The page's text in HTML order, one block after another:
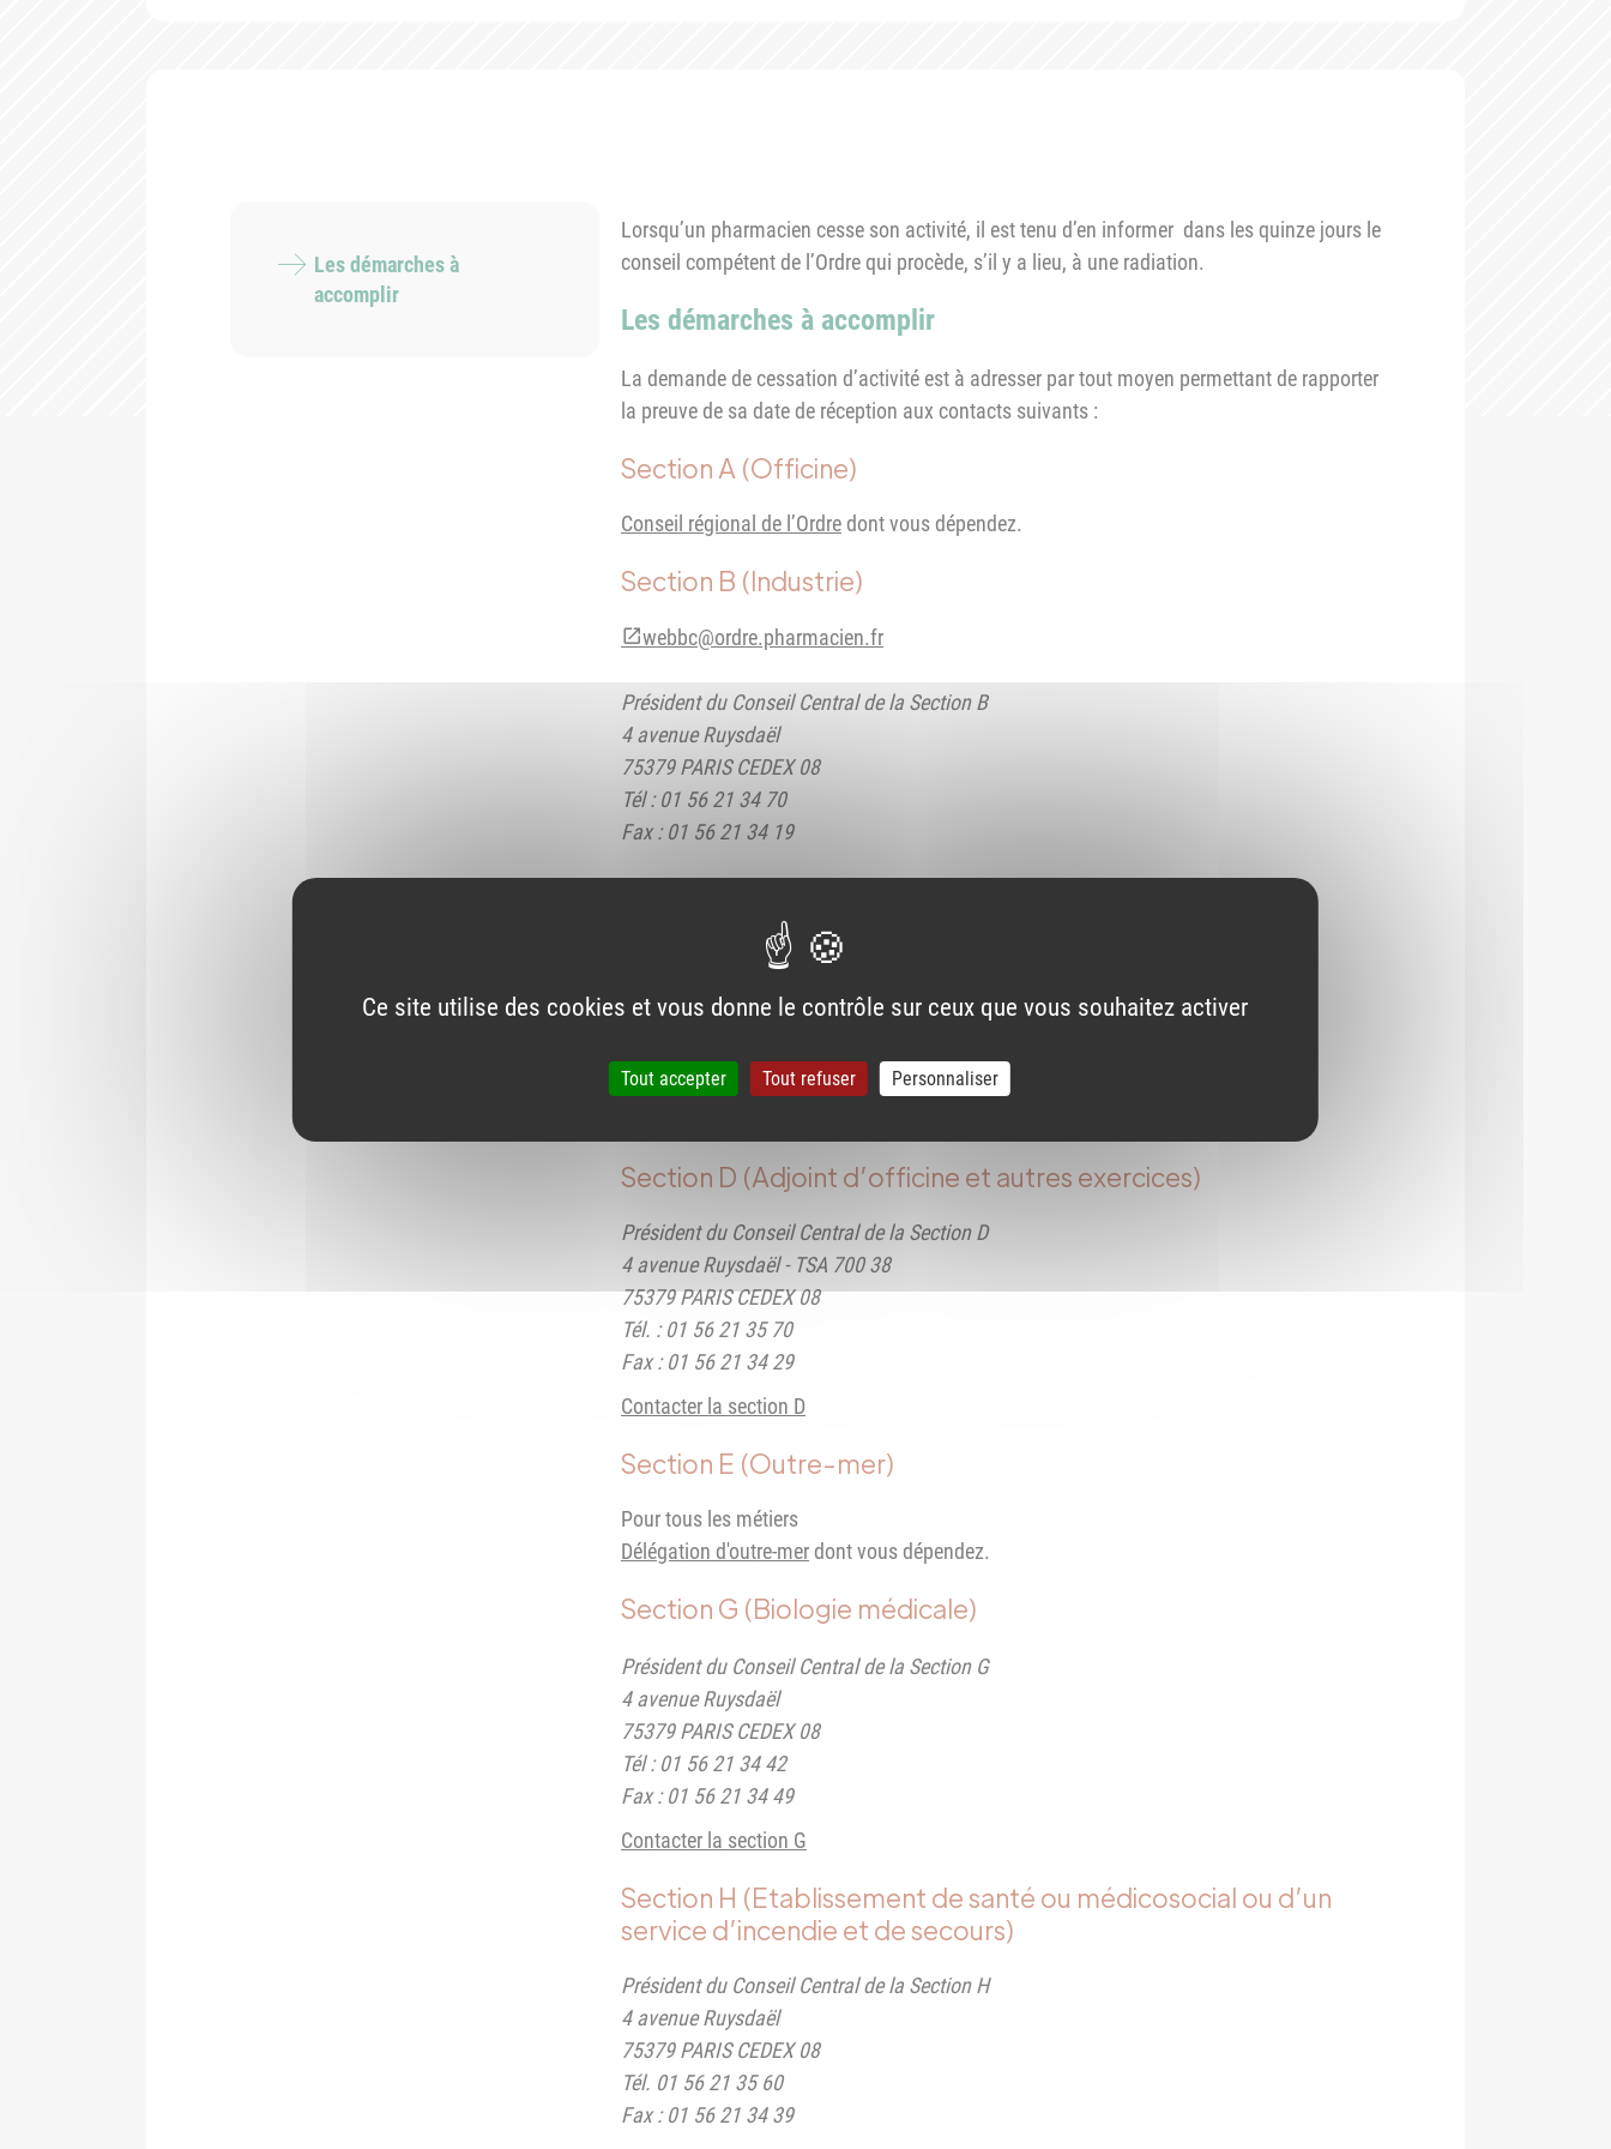
Les démarches à
accomplir
Lorsqu’un pharmacien cesse son activité, il est tenu d’en informer dans les quinze jours le
conseil compétent de l’Ordre qui procède, s’il y a lieu, à une radiation.
Les démarches à accomplir
La demande de cessation d’activité est à adresser par tout moyen permettant de rapporter
la preuve de sa date de réception aux contacts suivants :
Section A (Officine)
Conseil régional de l’Ordredont vous dépendez.
Section B (Industrie)
webbc@ordre.pharmacien.fr
Président du Conseil Central de la Section B
4 avenue Ruysdaël
75379 PARIS CEDEX 08
Tél : 01 56 21 34 70
Fax : 01 56 21 34 19
Section C (Distribution)
webbc@ordre.pharmacien.fr
4 avenue Ruysdaël
Tél : 01 56 21 34 70
Section D (Adjoint d’officine et autres exercices)
Président du Conseil Central de la Section D
4 avenue Ruysdaël - TSA 700 38
75379 PARIS CEDEX 08
Tél. : 01 56 21 35 70
Fax : 01 56 21 34 29
Contacter la section D
Section E (Outre-mer)
Pour tous les métiers
Délégation d'outre-merdont vous dépendez.
Section G (Biologie médicale)
Président du Conseil Central de la Section G
4 avenue Ruysdaël
75379 PARIS CEDEX 08
Tél : 01 56 21 34 42
Fax : 01 56 21 34 49
Contacter la section G
Section H (Etablissement de santé ou médicosocial ou d’un
service d’incendie et de secours)
Président du Conseil Central de la Section H
4 avenue Ruysdaël
75379 PARIS CEDEX 08
Tél. 01 56 21 35 60
Fax : 01 56 21 34 39
Ce site utilise des cookies et vous donne le contrôle sur ceux que vous souhaitez activer
Tout accepter Tout refuser Personnaliser